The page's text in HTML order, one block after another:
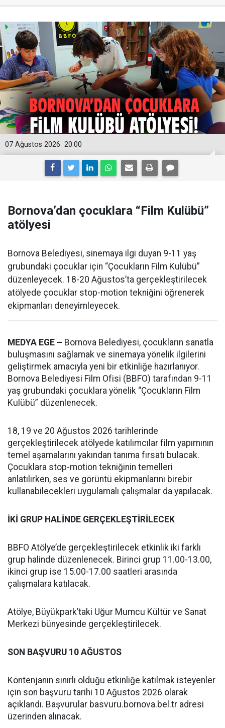
20:00
07 Ağustos 2026
Bornova’dan çocuklara “Film Kulübü”
atölyesi
Bornova Belediyesi, sinemaya ilgi duyan 9-11 yaş
grubundaki çocuklar için “Çocukların Film Kulübü”
düzenleyecek. 18-20 Ağustos’ta gerçekleştirilecek
atölyede çocuklar stop-motion tekniğini öğrenerek
ekipmanları deneyimleyecek.
MEDYA EGE – Bornova Belediyesi, çocukların sanatla
buluşmasını sağlamak ve sinemaya yönelik ilgilerini
geliştirmek amacıyla yeni bir etkinliğe hazırlanıyor.
Bornova Belediyesi Film Ofisi (BBFO) tarafından 9-11
yaş grubundaki çocuklara yönelik “Çocukların Film
Kulübü” düzenlenecek.
18, 19 ve 20 Ağustos 2026 tarihlerinde
gerçekleştirilecek atölyede katılımcılar film yapımının
temel aşamalarını yakından tanıma fırsatı bulacak.
Çocuklara stop-motion tekniğinin temelleri
anlatılırken, ses ve görüntü ekipmanlarını birebir
kullanabilecekleri uygulamalı çalışmalar da yapılacak.
İKİ GRUP HALİNDE GERÇEKLEŞTİRİLECEK
BBFO Atölye’de gerçekleştirilecek etkinlik iki farklı
grup halinde düzenlenecek. Birinci grup 11.00-13.00,
ikinci grup ise 15.00-17.00 saatleri arasında
çalışmalara katılacak.
Atölye, Büyükpark’taki Uğur Mumcu Kültür ve Sanat
Merkezi bünyesinde gerçekleştirilecek.
SON BAŞVURU 10 AĞUSTOS
Kontenjanın sınırlı olduğu etkinliğe katılmak isteyenler
için son başvuru tarihi 10 Ağustos 2026 olarak
açıklandı. Başvurular basvuru.bornova.bel.tr adresi
üzerinden alınacak.